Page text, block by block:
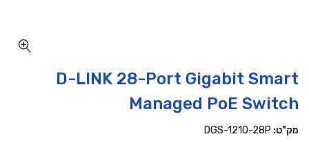
D-LINK 28-Port Gigabit Smart
Managed PoE Switch
מק"ט: DGS-1210-28P